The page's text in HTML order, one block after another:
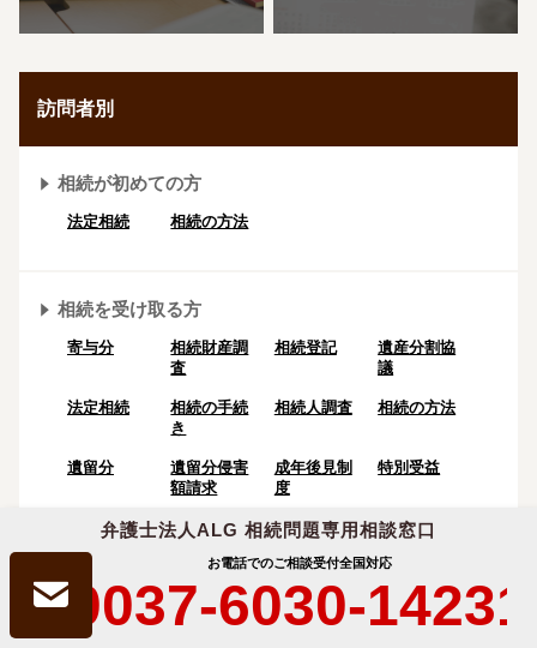
弁護士法人ALG 相続問題専用相談窓口
お電話でのご相談受付全国対応
0037-6030-14231
訪問者別
相続が初めての方
法定相続 相続の方法
相続を受け取る方
寄与分
相続財産調
査
相続登記
遺産分割協
議
法定相続
相続の⼿続
き
相続人調査 相続の方法
遺留分
遺留分侵害
額請求
成年後⾒制
度
特別受益
みなし相続
共同相続 改正相続法 養子と相続
相続を遺す方